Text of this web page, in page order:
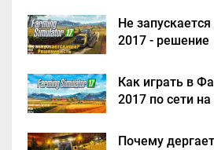
Не
2017 - решение
Как играть в
2017 по сети
Почему